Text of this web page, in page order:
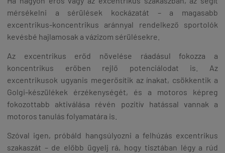
mérsékelni a sérülések kockázatát – a magasabb
excentrikus-koncentrikus aránnyal rendelkező sportolók
kevésbé hajlamosak a vázizom sérülésekre.
Az excentrikus erőd növelése ráadásul fokozza a
koncentrikus erőben rejlő potenciálodat is. Az
excentrikusok ugyanis megerősítik az ínakat, csökkentik a
Golgi-készülékek érzékenységét, és a motoros képreg
fokozottabb aktiválása révén pozitív hatással vannak a
motoros tanulás folyamatára is.
Szóval igen, próbáld hangsúlyozni a felhúzás excentrikus
szakaszát – de előbb ügyelj rá, hogy tisztában légy a rúd